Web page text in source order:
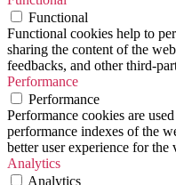
Functional
Functional cookies help to
sharing the content of the
feedbacks, and other third-
Performance
Performance
Performance cookies are
performance indexes of the
better user experience for the
Analytics
Analytics